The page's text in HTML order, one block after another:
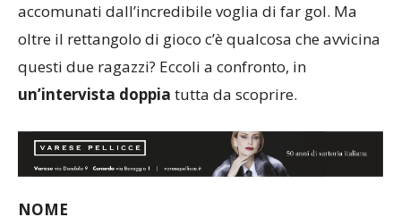
accomunati dall’incredibile voglia di far gol. Ma
oltre il rettangolo di gioco c’è qualcosa che avvicina
questi due ragazzi? Eccoli a confronto, in
un’intervista doppia tutta da scoprire.
NOME